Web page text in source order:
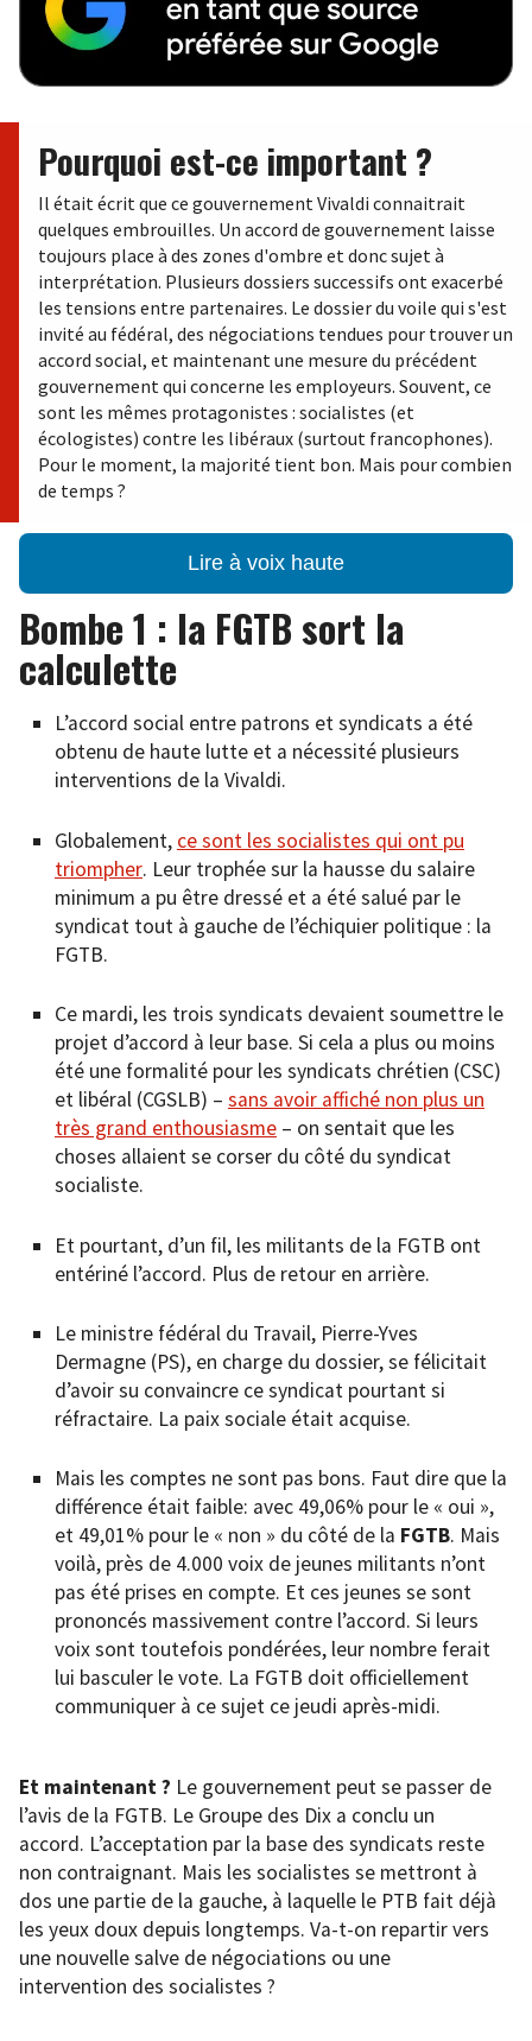
Pourquoi est-ce important ?
Il était écrit que ce gouvernement Vivaldi connaitrait
quelques embrouilles. Un accord de gouvernement laisse
toujours place à des zones d'ombre et donc sujet à
interprétation. Plusieurs dossiers successifs ont exacerbé
les tensions entre partenaires. Le dossier du voile qui s'est
invité au fédéral, des négociations tendues pour trouver un
accord social, et maintenant une mesure du précédent
gouvernement qui concerne les employeurs. Souvent, ce
sont les mêmes protagonistes : socialistes (et
écologistes) contre les libéraux (surtout francophones).
Pour le moment, la majorité tient bon. Mais pour combien
de temps ?
Lire à voix haute
Bombe 1 : la FGTB sort la
calculette
L’accord social entre patrons et syndicats a été
obtenu de haute lutte et a nécessité plusieurs
interventions de la Vivaldi.
Globalement, ce sont les socialistes qui ont pu
triompher. Leur trophée sur la hausse du salaire
minimum a pu être dressé et a été salué par le
syndicat tout à gauche de l’échiquier politique : la
FGTB.
Ce mardi, les trois syndicats devaient soumettre le
projet d’accord à leur base. Si cela a plus ou moins
été une formalité pour les syndicats chrétien (CSC)
et libéral (CGSLB) – sans avoir affiché non plus un
très grand enthousiasme – on sentait que les
choses allaient se corser du côté du syndicat
socialiste.
Et pourtant, d’un fil, les militants de la FGTB ont
entériné l’accord. Plus de retour en arrière.
Le ministre fédéral du Travail, Pierre-Yves
Dermagne (PS), en charge du dossier, se félicitait
d’avoir su convaincre ce syndicat pourtant si
réfractaire. La paix sociale était acquise.
Mais les comptes ne sont pas bons. Faut dire que la
différence était faible: avec 49,06% pour le « oui »,
et 49,01% pour le « non » du côté de la FGTB. Mais
voilà, près de 4.000 voix de jeunes militants n’ont
pas été prises en compte. Et ces jeunes se sont
prononcés massivement contre l’accord. Si leurs
voix sont toutefois pondérées, leur nombre ferait
lui basculer le vote. La FGTB doit officiellement
communiquer à ce sujet ce jeudi après-midi.
Et maintenant ? Le gouvernement peut se passer de
l’avis de la FGTB. Le Groupe des Dix a conclu un
accord. L’acceptation par la base des syndicats reste
non contraignant. Mais les socialistes se mettront à
dos une partie de la gauche, à laquelle le PTB fait déjà
les yeux doux depuis longtemps. Va-t-on repartir vers
une nouvelle salve de négociations ou une
intervention des socialistes ?